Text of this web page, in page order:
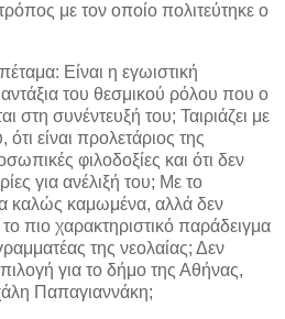
με τον οποίο πολιτεύτηκε ο
Είναι η εγωιστική
του θεσμικού ρόλου που ο
στη συνέντευξή του; Ταιριάζει με
είναι προλετάριος της
φιλοδοξίες και ότι δεν
για ανέλιξή του; Με το
καλώς καμωμένα, αλλά δεν
πιο χαρακτηριστικό παράδειγμα
της νεολαίας; Δεν
για το δήμο της Αθήνας,
Παπαγιαννάκη;